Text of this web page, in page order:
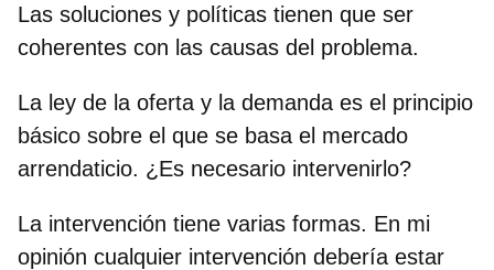
Las soluciones y políticas tienen que ser
coherentes con las causas del problema.
La ley de la oferta y la demanda es el principio
básico sobre el que se basa el mercado
arrendaticio. ¿Es necesario intervenirlo?
La intervención tiene varias formas. En mi
opinión cualquier intervención debería estar